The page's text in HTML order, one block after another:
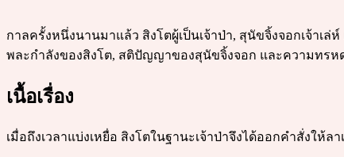
กาลครั้งหนึ่งนานมาแล้ว สิงโตผู้เป็นเจ้าป่า, สุนัขจิ้งจอกเจ้าเ
พละกำลังของสิงโต, สติปัญญาของสุนัขจิ้งจอก และความทร
เนื้อเรื่อง
เมื่อถึงเวลาแบ่งเหยื่อ สิงโตในฐานะเจ้าป่าจึงได้ออกคำสั่งให้ล